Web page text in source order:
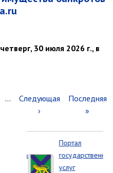
четверг, 30 июля 2026 г., в
…
Следующая
страница
Следующая
›
Последняя
страница
Последняя
»
Портал
государственных
услуг